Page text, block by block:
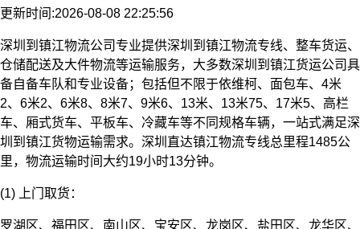
更新时间:2026-08-08 22:25:56
深圳到镇江物流公司专业提供深圳到镇江物流专线、整车货运、
仓储配送及大件物流等运输服务，大多数深圳到镇江货运公司具
备自备车队和专业设备；包括但不限于依维柯、面包车、4米
2、6米2、6米8、8米7、9米6、13米、13米75、17米5、高栏
车、厢式货车、平板车、冷藏车等不同规格车辆，一站式满足深
圳到镇江货物运输需求。深圳直达镇江物流专线总里程1485公
里，物流运输时间大约19小时13分钟。
(1) 上门取货：
罗湖区、福田区、南山区、宝安区、龙岗区、盐田区、龙华区、